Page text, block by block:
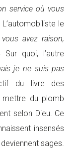
service où vous
L’automobiliste le
avez raison,
Sur quoi, l’autre
je ne suis pas
du livre des
du plomb
selon Dieu. Ce
insensés
sages.